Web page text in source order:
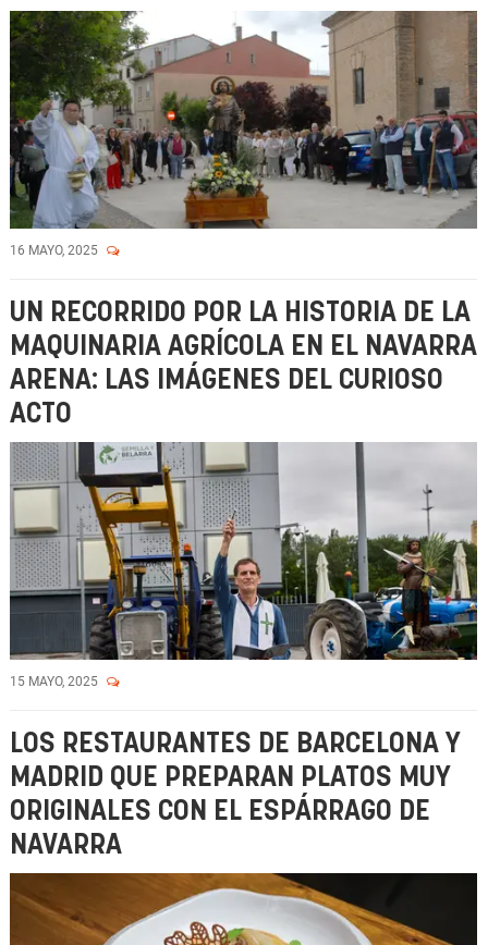
16 MAYO, 2025
UN RECORRIDO POR LA HISTORIA DE LA
MAQUINARIA AGRÍCOLA EN EL NAVARRA
ARENA: LAS IMÁGENES DEL CURIOSO
ACTO
15 MAYO, 2025
LOS RESTAURANTES DE BARCELONA Y
MADRID QUE PREPARAN PLATOS MUY
ORIGINALES CON EL ESPÁRRAGO DE
NAVARRA